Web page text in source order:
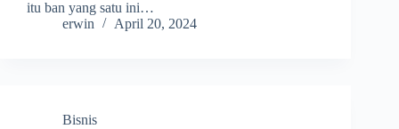
itu ban yang satu ini…
erwin
April 20, 2024
Bisnis